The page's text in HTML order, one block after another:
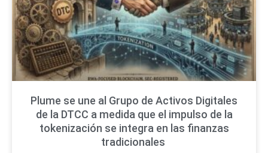
Plume se une al Grupo de Activos Digitales
de la DTCC a medida que el impulso de la
tokenización se integra en las finanzas
tradicionales